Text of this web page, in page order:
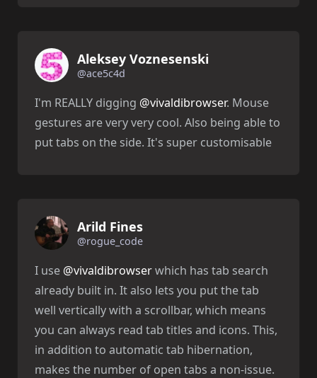
Aleksey Voznesenski
@ace5c4d
I'm REALLY digging @vivaldibrowser. Mouse
gestures are very very cool. Also being able to
put tabs on the side. It's super customisable
Arild Fines
@rogue_code
I use @vivaldibrowserwhich has tab search
already built in. It also lets you put the tab
well vertically with a scrollbar, which means
you can always read tab titles and icons. This,
in addition to automatic tab hibernation,
makes the number of open tabs a non-issue.